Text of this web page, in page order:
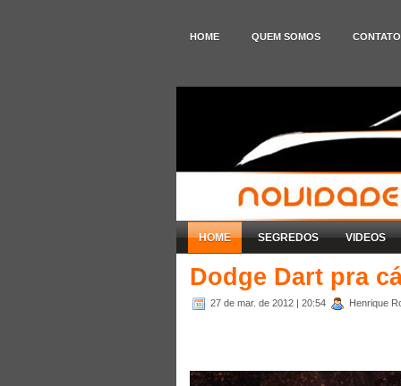
HOME QUEM SOMOS CONTATO
HOME SEGREDOS VIDEOS
Dodge Dart pra
27 de mar. de 2012 | 20:54 Henrique